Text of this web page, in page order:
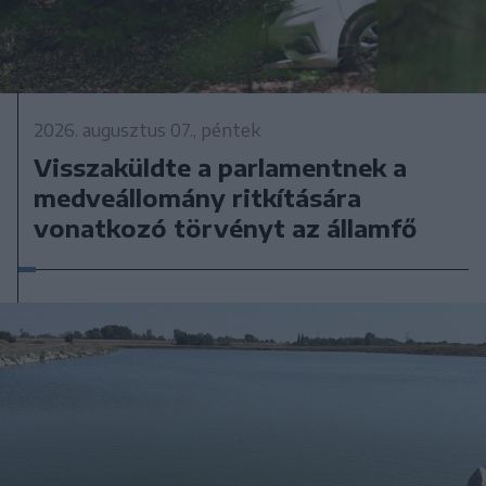
2026. augusztus 07., péntek
Visszaküldte a parlamentnek a
medveállomány ritkítására
vonatkozó törvényt az államfő